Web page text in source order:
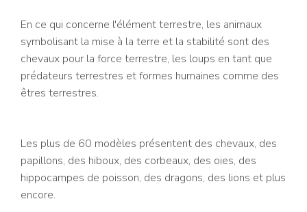
En ce qui concerne l'élément terrestre, les animaux
symbolisant la mise à la terre et la stabilité sont des
chevaux pour la force terrestre, les loups en tant que
prédateurs terrestres et formes humaines comme des
êtres terrestres.
Les plus de 60 modèles présentent des chevaux, des
papillons, des hiboux, des corbeaux, des oies, des
hippocampes de poisson, des dragons, des lions et plus
encore.